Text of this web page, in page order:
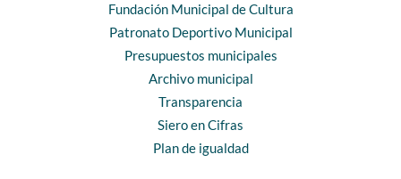
Fundación Municipal de Cultura
Patronato Deportivo Municipal
Presupuestos municipales
Archivo municipal
Transparencia
Siero en Cifras
Plan de igualdad